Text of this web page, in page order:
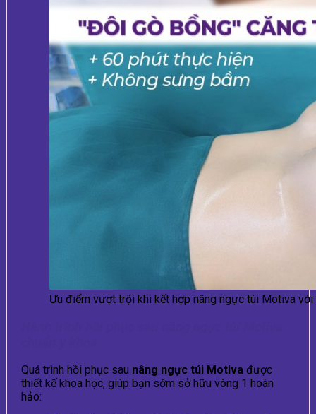
Ưu điểm vượt trội khi kết hợp nâng ngực túi Motiva
Quá trình hồi phục sau nâng ngực túi Motiva được
thiết kế khoa học, giúp bạn sớm sở hữu vòng 1 hoàn
hảo: